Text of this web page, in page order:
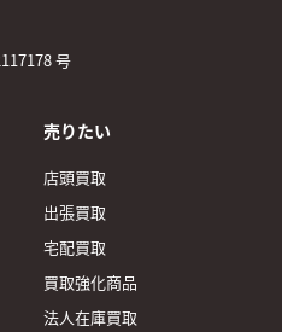
号
売りたい
店頭買取
出張買取
宅配買取
買取強化商品
法人在庫買取